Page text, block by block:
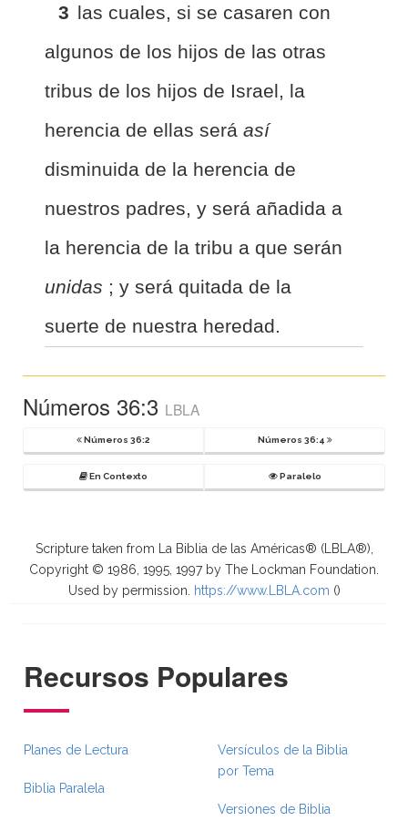
3 las cuales, si se casaren con
algunos de los hijos de las otras
tribus de los hijos de Israel, la
herencia de ellas será así
disminuida de la herencia de
nuestros padres, y será añadida a
la herencia de la tribu a que serán
unidas ; y será quitada de la
suerte de nuestra heredad.
Números 36:3 LBLA
Números 36:2 Números 36:4
En Contexto Paralelo
Scripture taken from La Biblia de las Américas® (LBLA®),
Copyright © 1986, 1995, 1997 by The Lockman Foundation.
Used by permission.
https://www.LBLA.com ()
Recursos Populares
Planes de Lectura
Biblia Paralela
Versículos de la Biblia
por Tema
Versiones de Biblia